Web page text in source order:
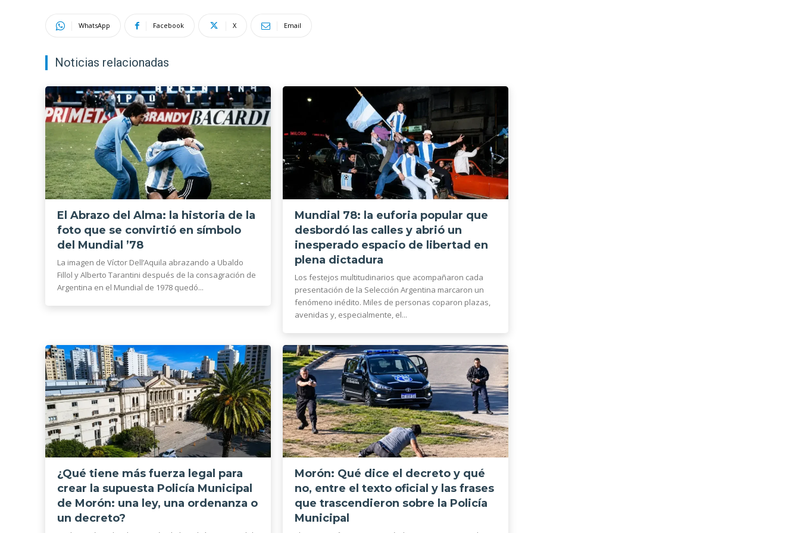
WhatsApp Facebook X Email
Noticias relacionadas
El Abrazo del Alma: la historia de la
foto que se convirtió en símbolo
del Mundial ’78
La imagen de Víctor Dell’Aquila abrazando a Ubaldo
Fillol y Alberto Tarantini después de la consagración de
Argentina en el Mundial de 1978 quedó...
Mundial 78: la euforia popular que
desbordó las calles y abrió un
inesperado espacio de libertad en
plena dictadura
Los festejos multitudinarios que acompañaron cada
presentación de la Selección Argentina marcaron un
fenómeno inédito. Miles de personas coparon plazas,
avenidas y, especialmente, el...
¿Qué tiene más fuerza legal para
crear la supuesta Policía Municipal
de Morón: una ley, una ordenanza o
un decreto?
Morón: Qué dice el decreto y qué
no, entre el texto oficial y las frases
que trascendieron sobre la Policía
Municipal